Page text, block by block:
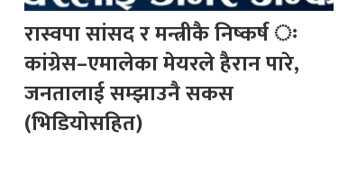
रास्वपा सांसद र मन्त्रीकै निष्कर्ष ः
कांग्रेस–एमालेका मेयरले हैरान पारे,
जनतालाई सम्झाउनै सकस
(भिडियोसहित)